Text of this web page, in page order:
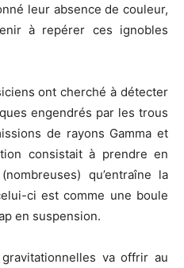
leur absence de couleur,
à repérer ces ignobles
ont cherché à détecter
engendrés par les trous
de rayons Gamma et
consistait à prendre en
qu’entraîne la
ci est comme une boule
en suspension.
va offrir au